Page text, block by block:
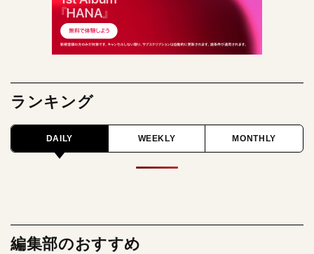
ランキング
DAILY WEEKLY MONTHLY
編集部のおすすめ